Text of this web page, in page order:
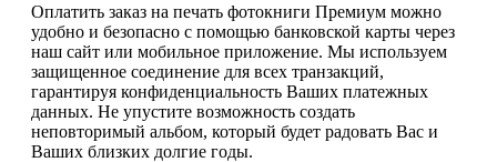
Оплатить заказ на печать фотокниги Премиум можно
удобно и безопасно с помощью банковской карты через
наш сайт или мобильное приложение. Мы используем
защищенное соединение для всех транзакций,
гарантируя конфиденциальность Ваших платежных
данных. Не упустите возможность создать
неповторимый альбом, который будет радовать Вас и
Ваших близких долгие годы.